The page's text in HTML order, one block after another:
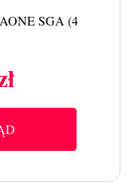
SGA (4